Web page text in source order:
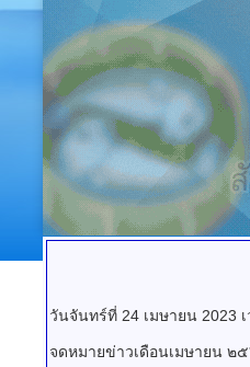
วันจันทร์ที่ 24 เมษายน 2023 เ
จดหมายข่าวเดือนเมษายน ๒